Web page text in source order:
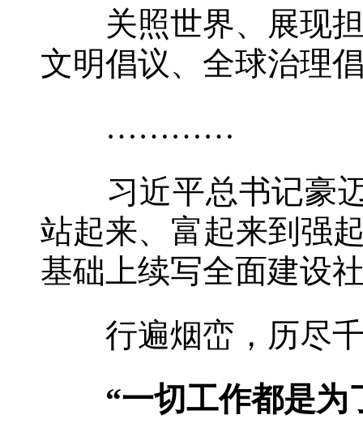
关照世界、展现担
文明倡议、全球治理
…………
习近平总书记豪迈
站起来、富起来到强
基础上续写全面建设
行遍烟峦，历尽千
“一切工作都是为